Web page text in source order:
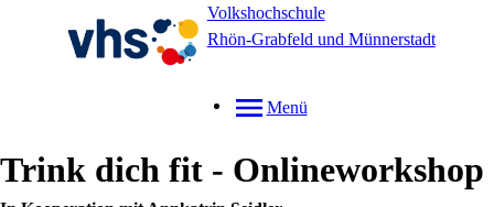
Volkshochschule
Rhön-Grabfeld und Münnerstadt
Menü
Trink dich fit - Onlineworkshop